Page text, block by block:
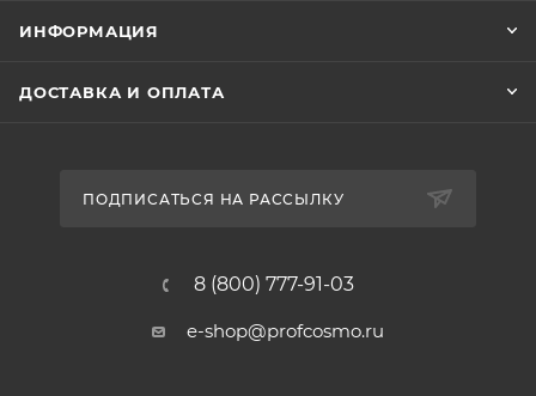
ИНФОРМАЦИЯ
ДОСТАВКА И ОПЛАТА
ПОДПИСАТЬСЯ НА РАССЫЛКУ
8 (800) 777-91-03
e-shop@profcosmo.ru